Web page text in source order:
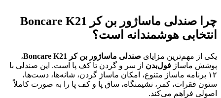
چرا صندلی ماساژور بن کر Boncare K21
انتخابی هوشمندانه است؟
یکی از مهم‌ترین مزایای صندلی ماساژور بن کر Boncare K21
،
پوشش ماساژ فول‌بدن از سر و گردن تا کف پا است. این صندلی با
۱۲ برنامه ماساژ متنوع، امکان ماساژ گردن، شانه‌ها، دست‌ها،
ستون فقرات، کمر، نشیمنگاه، ساق پا و کف پا را به صورت کاملاً
اصولی فراهم می‌کند.